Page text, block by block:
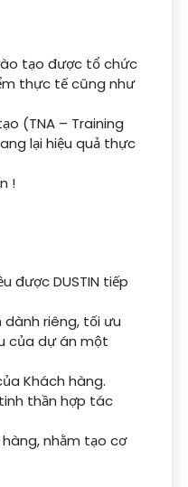
tạo được tổ chức
thực tế cũng như
(TNA – Training
lại hiệu quả thực
!
được DUSTIN tiếp
dành riêng, tối ưu
của dự án một
Khách hàng.
thần hợp tác
nhằm tạo cơ